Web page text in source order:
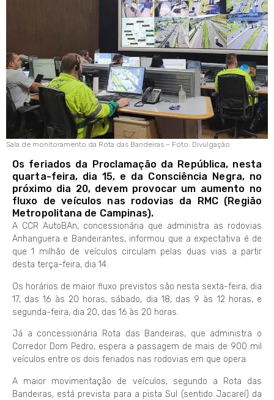
Sala de monitoramento da Rota das Bandeiras – Foto: Divulgação
Os feriados da Proclamação da República, nesta
quarta-feira, dia 15, e da Consciência Negra, no
próximo dia 20, devem provocar um aumento no
fluxo de veículos nas rodovias da RMC (Região
Metropolitana de Campinas).
A CCR AutoBAn, concessionária que administra as rodovias
Anhanguera e Bandeirantes, informou que a expectativa é de
que 1 milhão de veículos circulam pelas duas vias a partir
desta terça-feira, dia 14.
Os horários de maior fluxo previstos são nesta sexta-feira, dia
17, das 16 às 20 horas, sábado, dia 18, das 9 às 12 horas, e
segunda-feira, dia 20, das 16 às 20 horas.
Já a concessionária Rota das Bandeiras, que administra o
Corredor Dom Pedro, espera a passagem de mais de 900 mil
veículos entre os dois feriados nas rodovias em que opera.
A maior movimentação de veículos, segundo a Rota das
Bandeiras, está prevista para a pista Sul (sentido Jacareí) da